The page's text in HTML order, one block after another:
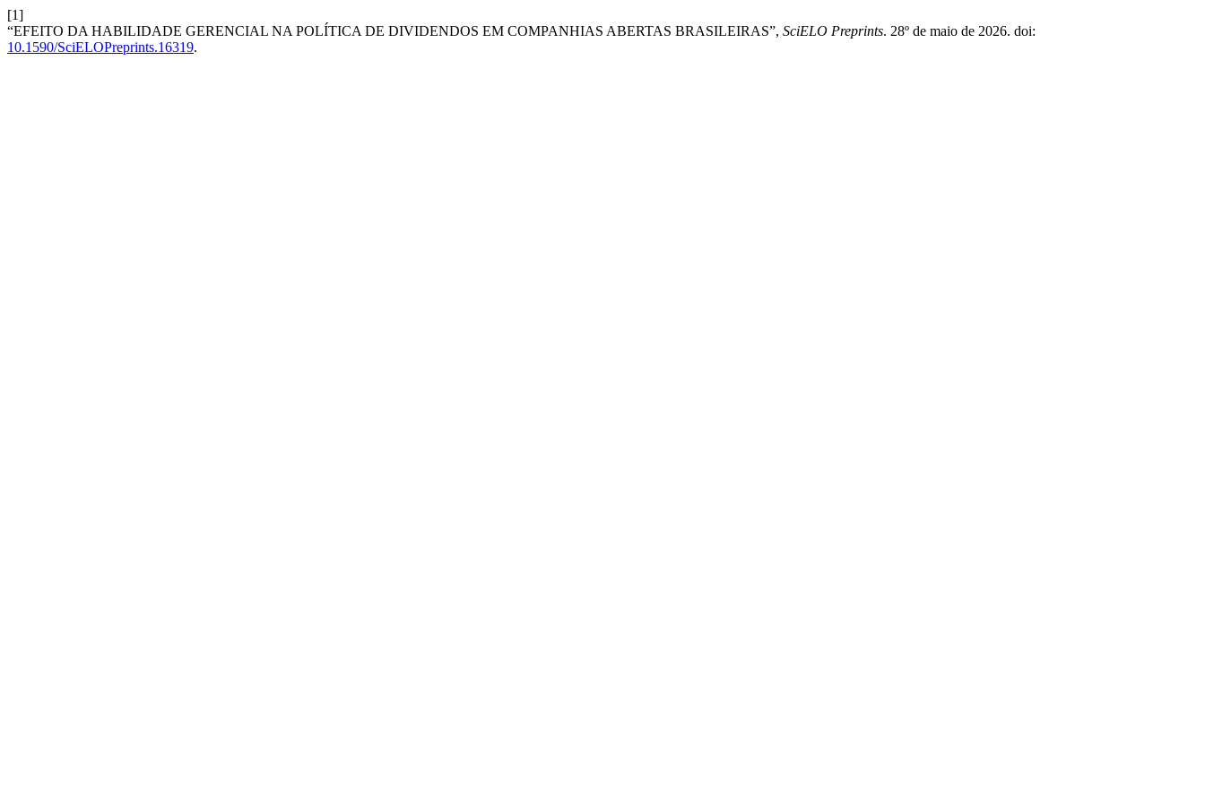
[1]
“EFEITO DA HABILIDADE GERENCIAL NA POLÍTICA DE DIVIDENDOS EM COMPANHIAS ABERTAS BRASILEIRAS”, SciELO Preprints. 28º de maio de 2026. doi:
10.1590/SciELOPreprints.16319.